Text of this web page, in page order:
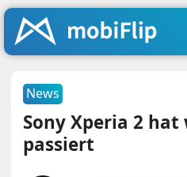
News
Sony Xperia 2 hat
passiert